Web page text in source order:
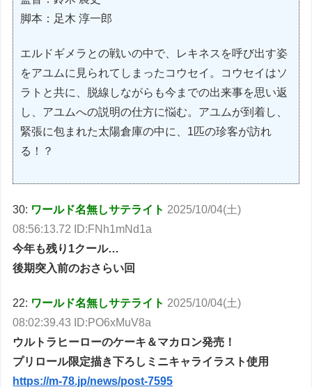
脚本：足木 淳一郎
エルドギメラとの戦いの中で、レキネスを呼び出す姿
をアユムに見られてしまったコウセイ。コウセイはソ
ラトと共に、脱線しながらも今までの出来事を思い返
し、アユムへの説明の仕方に悩む。アユムが到着し、
緊張に包まれた太陽倉庫の中に、1匹の珍客が訪れ
る！？
30: ワールド名無しサテライト 2025/10/04(土)
08:56:13.72 ID:FNh1mNd1a
今年も残り1クール…
後期突入前のおさらい回
22: ワールド名無しサテライト 2025/10/04(土)
08:02:39.43 ID:PO6xMuV8a
ウルトラヒーローのケーキ＆マカロン発売！
プリロール限定描き下ろしミニキャライラスト使用
https://m-78.jp/news/post-7595